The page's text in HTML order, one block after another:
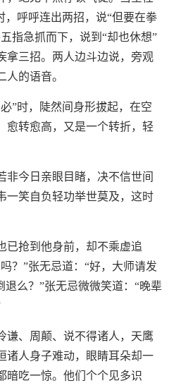
，呼呼连出两招，说“但要在拳
指急抓而下，说到“却也休想”
拿三招。两人边斗边说，旁观
的语音。
”时，陡然间身形拔起，在空
愈转愈高，又是一个转折，轻
非今日亲眼目睹，决不信世间
一笑自负轻功举世莫及，这时
已抢到他身前，却不乘虚追
？”张无忌道：“好，大师请发
退么？”张无忌微微笑道：“晚辈
谦、周颠、说不得诸人，天鹰
诸人身子难动，眼睛耳朵却一
暗吃一惊。他们个个见多识